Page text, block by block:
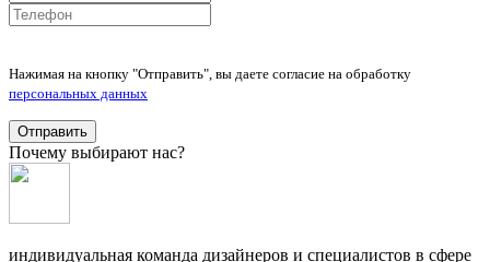
Нажимая на кнопку "Отправить", вы даете согласие на обработку
персональных данных
Отправить
Почему выбирают нас?
индивидуальная команда дизайнеров и специалистов в сфере